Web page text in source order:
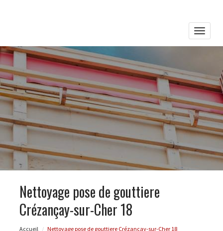
Toggle
Nettoyage pose de gouttiere
Crézançay-sur-Cher 18
Accueil Nettoyage pose de gouttiere Crézançay-sur-Cher 18